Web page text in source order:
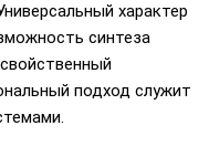
характер
синтеза
подход служит